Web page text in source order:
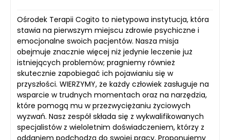
Ośrodek Terapii Cogito to nietypowa instytucja, która
stawia na pierwszym miejscu zdrowie psychiczne i
emocjonalne swoich pacjentów. Nasza misja
obejmuje znacznie więcej niż jedynie leczenie już
istniejących problemów; pragniemy również
skutecznie zapobiegać ich pojawianiu się w
przyszłości. WIERZYMY, że każdy człowiek zasługuje na
wsparcie w trudnych momentach oraz na narzędzia,
które pomogą mu w przezwyciężaniu życiowych
wyzwań. Nasz zespół składa się z wykwalifikowanych
specjalistów z wieloletnim doświadczeniem, którzy z